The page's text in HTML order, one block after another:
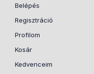
Belépés
Regisztráció
Profilom
Kosár
Kedvenceim